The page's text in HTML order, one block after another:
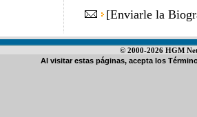
[Enviarle la
© 2000-2026 HGM
Al visitar estas páginas, acepta los